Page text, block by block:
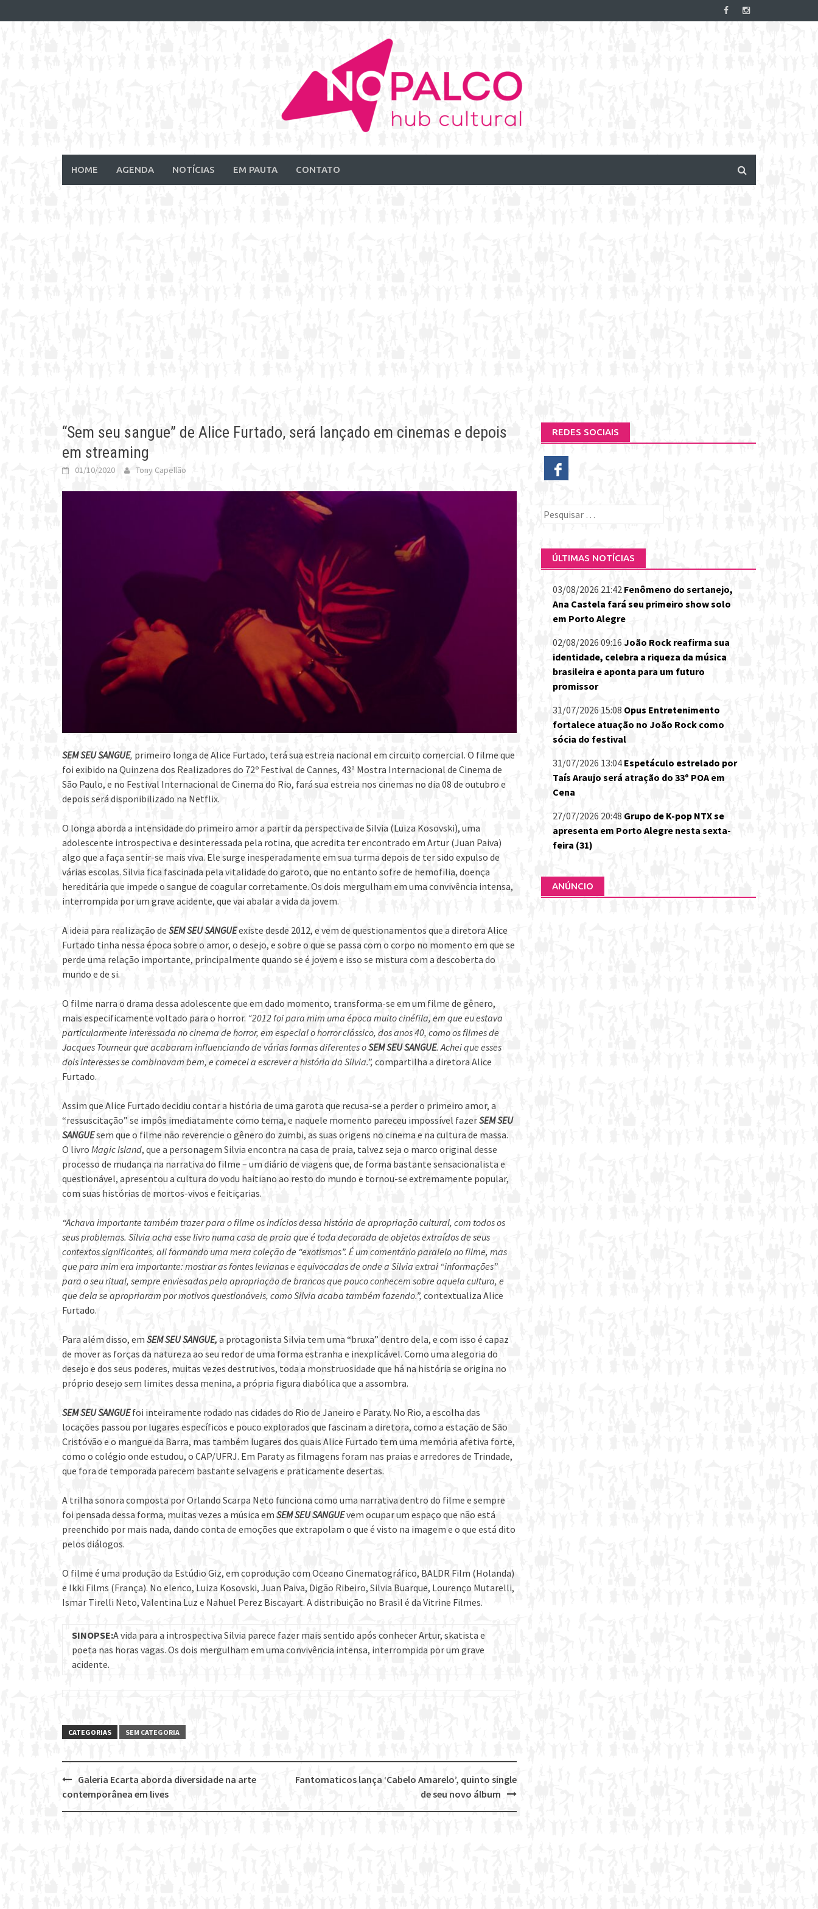
to
HOME AGENDA NOTÍCIAS EM PAUTA CONTATO
“Sem seu sangue” de Alice Furtado, será lançado em cinemas e depois
em streaming
01/10/2020 Tony Capellão
SEM SEU SANGUE, primeiro longa de Alice Furtado, terá sua estreia nacional em circuito comercial. O filme que
foi exibido na Quinzena dos Realizadores do 72º Festival de Cannes, 43ª Mostra Internacional de Cinema de
São Paulo, e no Festival Internacional de Cinema do Rio, fará sua estreia nos cinemas no dia 08 de outubro e
depois será disponibilizado na Netflix.
O longa aborda a intensidade do primeiro amor a partir da perspectiva de Silvia (Luiza Kosovski), uma
adolescente introspectiva e desinteressada pela rotina, que acredita ter encontrado em Artur (Juan Paiva)
algo que a faça sentir-se mais viva. Ele surge inesperadamente em sua turma depois de ter sido expulso de
várias escolas. Silvia fica fascinada pela vitalidade do garoto, que no entanto sofre de hemofilia, doença
hereditária que impede o sangue de coagular corretamente. Os dois mergulham em uma convivência intensa,
interrompida por um grave acidente, que vai abalar a vida da jovem.
A ideia para realização de SEM SEU SANGUEexiste desde 2012, e vem de questionamentos que a diretora Alice
Furtado tinha nessa época sobre o amor, o desejo, e sobre o que se passa com o corpo no momento em que se
perde uma relação importante, principalmente quando se é jovem e isso se mistura com a descoberta do
mundo e de si.
O filme narra o drama dessa adolescente que em dado momento, transforma-se em um filme de gênero,
mais especificamente voltado para o horror. “2012 foi para mim uma época muito cinéfila, em que eu estava
particularmente interessada no cinema de horror, em especial o horror clássico, dos anos 40, como os filmes de
Jacques Tourneur que acabaram influenciando de várias formas diferentes oSEM SEU SANGUE. Achei que esses
dois interesses se combinavam bem, e comecei a escrever a história da Silvia.”, compartilha a diretora Alice
Furtado.
Assim que Alice Furtado decidiu contar a história de uma garota que recusa-se a perder o primeiro amor, a
“ressuscitação” se impôs imediatamente como tema, e naquele momento pareceu impossível fazerSEM SEU
SANGUEsem que o filme não reverencie o gênero do zumbi, as suas origens no cinema e na cultura de massa.
O livro Magic Island, que a personagem Silvia encontra na casa de praia, talvez seja o marco original desse
processo de mudança na narrativa do filme – um diário de viagens que, de forma bastante sensacionalista e
questionável, apresentou a cultura do vodu haitiano ao resto do mundo e tornou-se extremamente popular,
com suas histórias de mortos-vivos e feitiçarias.
“Achava importante também trazer para o filme os indícios dessa história de apropriação cultural, com todos os
seus problemas. Silvia acha esse livro numa casa de praia que é toda decorada de objetos extraídos de seus
contextos significantes, ali formando uma mera coleção de “exotismos”. É um comentário paralelo no filme, mas
que para mim era importante: mostrar as fontes levianas e equivocadas de onde a Silvia extrai “informações”
para o seu ritual, sempre enviesadas pela apropriação de brancos que pouco conhecem sobre aquela cultura, e
que dela se apropriaram por motivos questionáveis, como Silvia acaba também fazendo.”, contextualiza Alice
Furtado.
Para além disso, em SEM SEU SANGUE, a protagonista Silvia tem uma “bruxa” dentro dela, e com isso é capaz
de mover as forças da natureza ao seu redor de uma forma estranha e inexplicável. Como uma alegoria do
desejo e dos seus poderes, muitas vezes destrutivos, toda a monstruosidade que há na história se origina no
próprio desejo sem limites dessa menina, a própria figura diabólica que a assombra.
SEM SEU SANGUEfoi inteiramente rodado nas cidades do Rio de Janeiro e Paraty. No Rio, a escolha das
locações passou por lugares específicos e pouco explorados que fascinam a diretora, como a estação de São
Cristóvão e o mangue da Barra, mas também lugares dos quais Alice Furtado tem uma memória afetiva forte,
como o colégio onde estudou, o CAP/UFRJ. Em Paraty as filmagens foram nas praias e arredores de Trindade,
que fora de temporada parecem bastante selvagens e praticamente desertas.
A trilha sonora composta por Orlando Scarpa Neto funciona como uma narrativa dentro do filme e sempre
foi pensada dessa forma, muitas vezes a música em SEM SEU SANGUEvem ocupar um espaço que não está
preenchido por mais nada, dando conta de emoções que extrapolam o que é visto na imagem e o que está dito
pelos diálogos.
O filme é uma produção da Estúdio Giz, em coprodução com Oceano Cinematográfico, BALDR Film (Holanda)
e Ikki Films (França). No elenco, Luiza Kosovski, Juan Paiva, Digão Ribeiro, Silvia Buarque, Lourenço Mutarelli,
Ismar Tirelli Neto, Valentina Luz e Nahuel Perez Biscayart. A distribuição no Brasil é da Vitrine Filmes.
SINOPSE:A vida para a introspectiva Silvia parece fazer mais sentido após conhecer Artur, skatista e
poeta nas horas vagas. Os dois mergulham em uma convivência intensa, interrompida por um grave
acidente.
CATEGORIAS SEM CATEGORIA
Post
navigation
Fantomaticos lança ‘Cabelo Amarelo’, quinto single
de seu novo álbum
Galeria Ecarta aborda diversidade na arte
contemporânea em lives
REDES SOCIAIS
Pesquisar
ÚLTIMAS NOTÍCIAS
03/08/2026 21:42 Fenômeno do sertanejo,
Ana Castela fará seu primeiro show solo
em Porto Alegre
02/08/2026 09:16 João Rock reafirma sua
identidade, celebra a riqueza da música
brasileira e aponta para um futuro
promissor
31/07/2026 15:08 Opus Entretenimento
fortalece atuação no João Rock como
sócia do festival
31/07/2026 13:04 Espetáculo estrelado por
Taís Araujo será atração do 33º POA em
Cena
27/07/2026 20:48 Grupo de K-pop NTX se
apresenta em Porto Alegre nesta sexta-
feira (31)
ANÚNCIO